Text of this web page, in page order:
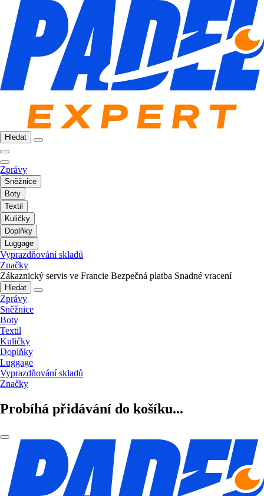
Hledat
Zprávy
Sněžnice
Boty
Textil
Kuličky
Doplňky
Luggage
Vyprazdňování skladů
Značky
Zákaznický servis ve Francie Bezpečná platba Snadné vracení
Hledat
Zprávy
Sněžnice
Boty
Textil
Kuličky
Doplňky
Luggage
Vyprazdňování skladů
Značky
Probíhá přidávání do košíku...